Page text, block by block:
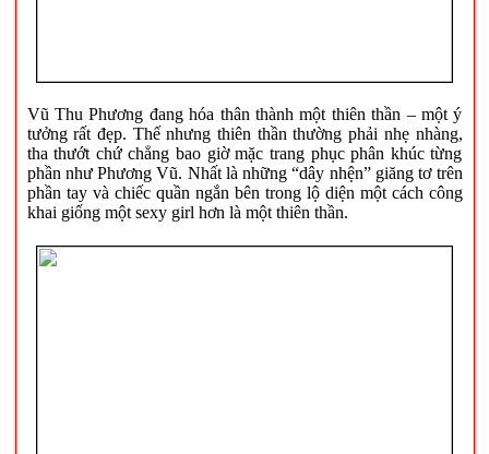
Vũ Thu Phương đang hóa thân thành một thiên thần – một ý
tưởng rất đẹp. Thế nhưng thiên thần thường phải nhẹ nhàng,
tha thướt chứ chẳng bao giờ mặc trang phục phân khúc từng
phần như Phương Vũ. Nhất là những “dây nhện” giăng tơ trên
phần tay và chiếc quần ngắn bên trong lộ diện một cách công
khai giống một sexy girl hơn là một thiên thần.